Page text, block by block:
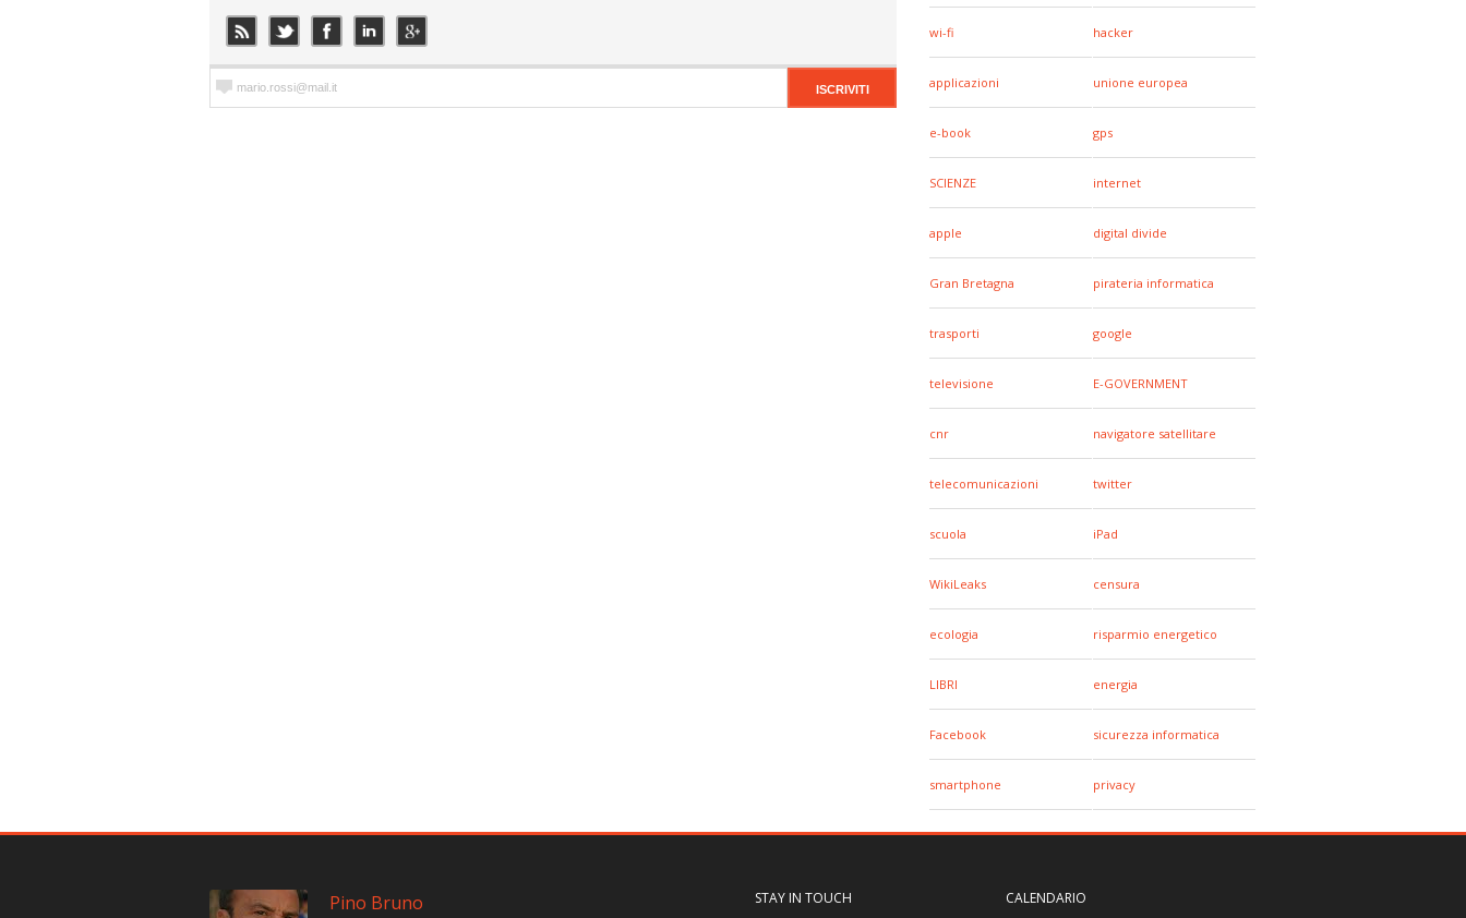
wi-fi hacker
applicazioni unione europea
e-book gps
SCIENZE internet
apple digital divide
Gran Bretagna pirateria informatica
trasporti google
televisione E-GOVERNMENT
cnr navigatore satellitare
telecomunicazioni twitter
scuola iPad
WikiLeaks censura
ecologia risparmio energetico
LIBRI energia
Facebook sicurezza informatica
smartphone privacy
Pino Bruno STAY IN TOUCH CALENDARIO